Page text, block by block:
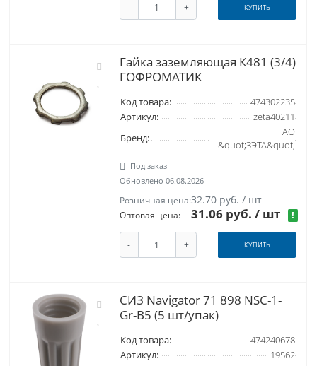
- + КУПИТЬ
Гайка заземляющая К481 (3/4)
ГОФРОМАТИК
Код товара:
474302235
Артикул:
zeta40211
Бренд:
АО
&quot;ЗЭТА&quot;
Под заказ
Обновлено 06.08.2026
Розничная цена:32.70 руб. / шт
Оптовая цена: 31.06 руб./ шт !
- + КУПИТЬ
СИЗ Navigator 71 898 NSC-1-
Gr-B5 (5 шт/упак)
Код товара:
474240678
Артикул:
19562